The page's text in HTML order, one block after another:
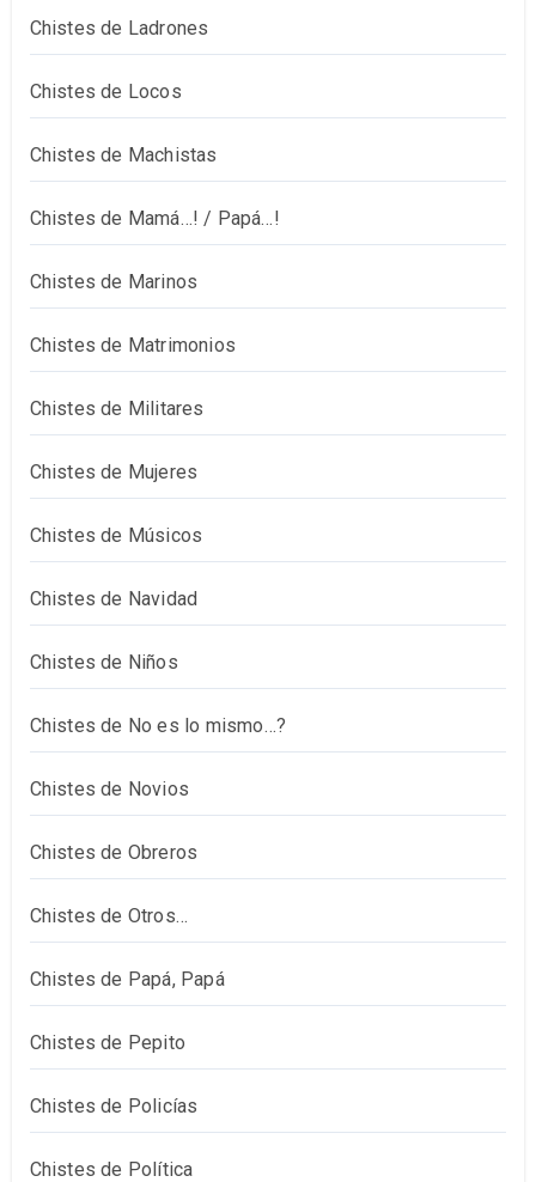
Chistes de Ladrones
Chistes de Locos
Chistes de Machistas
Chistes de Mamá…! / Papá…!
Chistes de Marinos
Chistes de Matrimonios
Chistes de Militares
Chistes de Mujeres
Chistes de Músicos
Chistes de Navidad
Chistes de Niños
Chistes de No es lo mismo…?
Chistes de Novios
Chistes de Obreros
Chistes de Otros…
Chistes de Papá, Papá
Chistes de Pepito
Chistes de Policías
Chistes de Política